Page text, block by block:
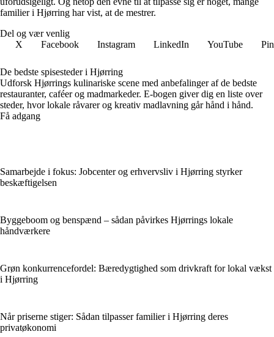
familier i Hjørring har vist, at de mestrer.
Del og vær venlig
X
Facebook Instagram LinkedIn YouTube
De bedste spisesteder i Hjørring
Udforsk Hjørrings kulinariske scene med anbefalinger af de bedste
restauranter, caféer og madmarkeder. E-bogen giver dig en liste over
steder, hvor lokale råvarer og kreativ madlavning går hånd i hånd.
Få adgang
Samarbejde i fokus: Jobcenter og erhvervsliv i Hjørring styrker
beskæftigelsen
Byggeboom og benspænd – sådan påvirkes Hjørrings lokale
håndværkere
Grøn konkurrencefordel: Bæredygtighed som drivkraft for lokal vækst
i Hjørring
Når priserne stiger: Sådan tilpasser familier i Hjørring deres
privatøkonomi